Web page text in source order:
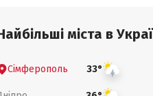
міста в
Сімферополь 33°